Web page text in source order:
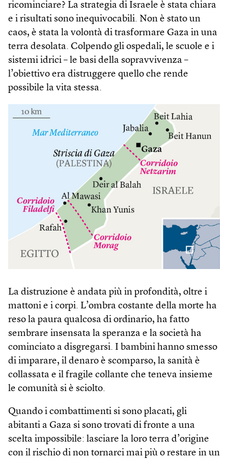
ricominciare? La strategia di Israele è stata chiara
e i risultati sono inequivocabili. Non è stato un
caos, è stata la volontà di trasformare Gaza in una
terra desolata. Colpendo gli ospedali, le scuole e i
sistemi idrici – le basi della sopravvivenza –
l’obiettivo era distruggere quello che rende
possibile la vita stessa.
La distruzione è andata più in profondità, oltre i
mattoni e i corpi. L’ombra costante della morte ha
reso la paura qualcosa di ordinario, ha fatto
sembrare insensata la speranza e la società ha
cominciato a disgregarsi. I bambini hanno smesso
di imparare, il denaro è scomparso, la sanità è
collassata e il fragile collante che teneva insieme
le comunità si è sciolto.
Quando i combattimenti si sono placati, gli
abitanti a Gaza si sono trovati di fronte a una
scelta impossibile: lasciare la loro terra d’origine
con il rischio di non tornarci mai più o restare in un